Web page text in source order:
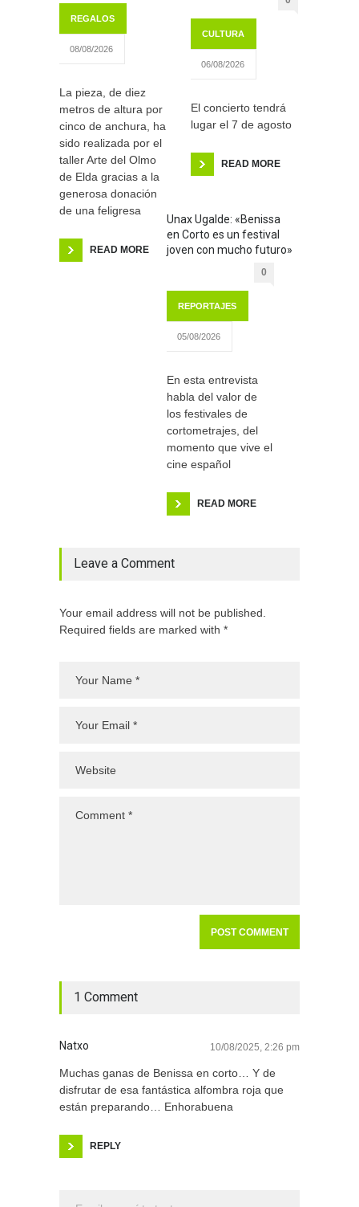
REGALOS
08/08/2026
La pieza, de diez
metros de altura por
cinco de anchura, ha
sido realizada por el
taller Arte del Olmo
de Elda gracias a la
generosa donación
de una feligresa
READ MORE
CULTURA
06/08/2026
El concierto tendrá
lugar el 7 de agosto
READ MORE
Unax Ugalde: «Benissa
en Corto es un festival
joven con mucho futuro»
0
REPORTAJES
05/08/2026
En esta entrevista
habla del valor de
los festivales de
cortometrajes, del
momento que vive el
cine español
READ MORE
Leave a Comment
Your email address will not be published.
Required fields are marked with *
1 Comment
Natxo 10/08/2025, 2:26 pm
Muchas ganas de Benissa en corto… Y de
disfrutar de esa fantástica alfombra roja que
están preparando… Enhorabuena
REPLY